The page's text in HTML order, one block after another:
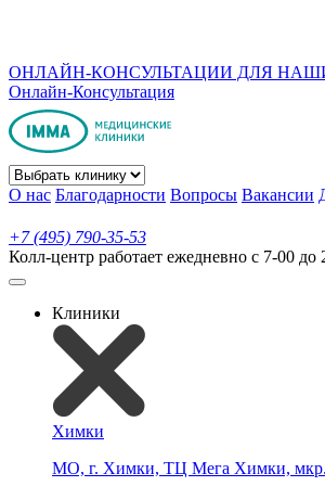
ОНЛАЙН-КОНСУЛЬТАЦИИ ДЛЯ
Онлайн-Консультация
О нас Благодарности Вопросы Вакансии
+7 (495) 790-35-53
Колл-центр работает ежедневно с 7-00 до
Клиники
Химки
МО, г. Химки, ТЦ Мега Химки,